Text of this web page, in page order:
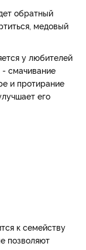
обратный
медовый
у любителей
- смачивание
и протирание
его
к семейству
позволяют